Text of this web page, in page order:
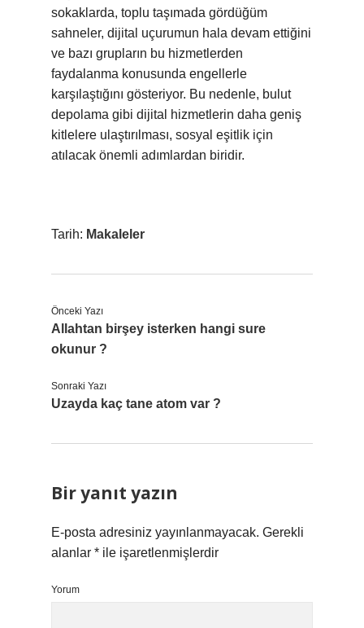
sokaklarda, toplu taşımada gördüğüm
sahneler, dijital uçurumun hala devam ettiğini
ve bazı grupların bu hizmetlerden
faydalanma konusunda engellerle
karşılaştığını gösteriyor. Bu nedenle, bulut
depolama gibi dijital hizmetlerin daha geniş
kitlelere ulaştırılması, sosyal eşitlik için
atılacak önemli adımlardan biridir.
Tarih: Makaleler
Önceki Yazı
Allahtan birşey isterken hangi sure
okunur ?
Sonraki Yazı
Uzayda kaç tane atom var ?
Bir yanıt yazın
E-posta adresiniz yayınlanmayacak. Gerekli
alanlar * ile işaretlenmişlerdir
Yorum